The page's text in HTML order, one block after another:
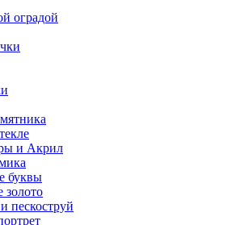
оградой
и Акрил
буквы
золото
пескоструй